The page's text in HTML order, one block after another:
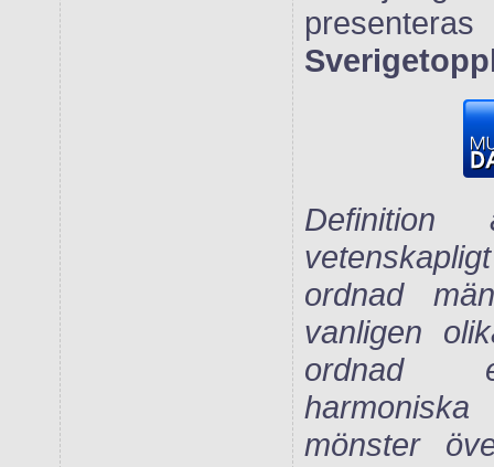
ordnad
vanligen
ordnad
mönster